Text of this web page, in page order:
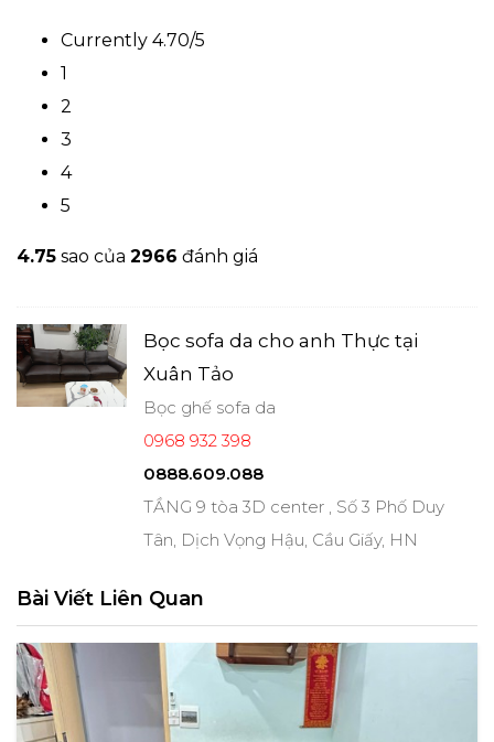
Currently 4.70/5
1
2
3
4
5
4.75 sao của 2966 đánh giá
Bọc sofa da cho anh Thực tại
Xuân Tảo
Bọc ghế sofa da
0968 932 398
0888.609.088
TẦNG 9 tòa 3D center , Số 3 Phố Duy
Tân, Dịch Vọng Hậu, Cầu Giấy, HN
Bài Viết Liên Quan